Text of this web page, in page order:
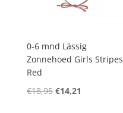
0-6 mnd Lässig
Zonnehoed Girls Stripes
Red
€18,95 Oorspronkelijke
€14,21